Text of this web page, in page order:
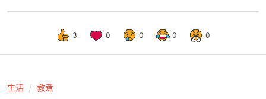
3 0 0 0 0
生活 教煮